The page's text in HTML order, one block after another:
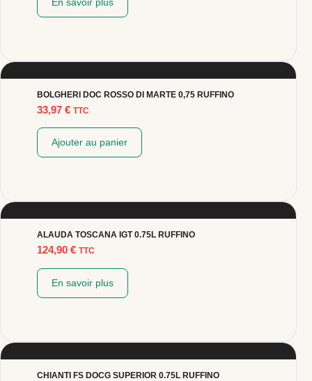
BOLGHERI DOC ROSSO DI MARTE 0,75 RUFFINO
33,97 € TTC
Ajouter au panier
ALAUDA TOSCANA IGT 0.75L RUFFINO
124,90 € TTC
En savoir plus
CHIANTI FS DOCG SUPERIOR 0.75L RUFFINO